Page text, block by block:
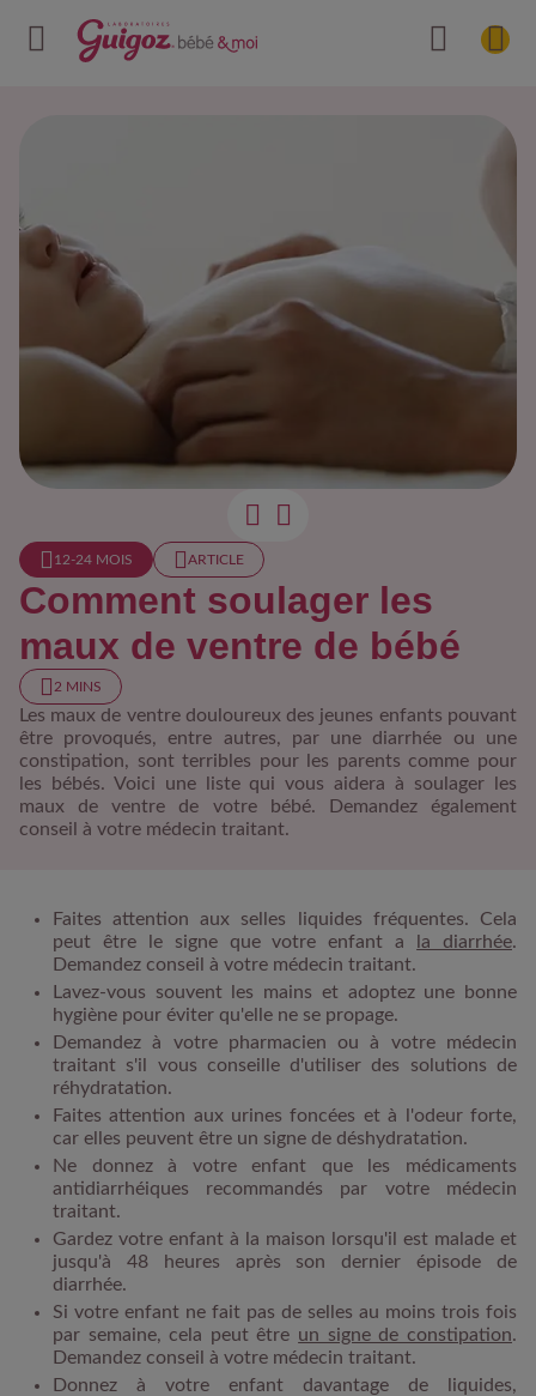
12-24 MOIS​ ARTICLE
Comment soulager les
maux de ventre de bébé
2 MINS
Les maux de ventre douloureux des jeunes enfants pouvant
être provoqués, entre autres, par une diarrhée ou une
constipation, sont terribles pour les parents comme pour
les bébés. Voici une liste qui vous aidera à soulager les
maux de ventre de votre bébé. Demandez également
conseil à votre médecin traitant.
Faites attention aux selles liquides fréquentes. Cela
peut être le signe que votre enfant a
la diarrhée.
Demandez conseil à votre médecin traitant.
Lavez-vous souvent les mains et adoptez une bonne
hygiène pour éviter qu'elle ne se propage.
Demandez à votre pharmacien ou à votre médecin
traitant s'il vous conseille d'utiliser des solutions de
réhydratation.
Faites attention aux urines foncées et à l'odeur forte,
car elles peuvent être un signe de déshydratation.
Ne donnez à votre enfant que les médicaments
antidiarrhéiques recommandés par votre médecin
traitant.
Gardez votre enfant à la maison lorsqu'il est malade et
jusqu'à 48 heures après son dernier épisode de
diarrhée.
Si votre enfant ne fait pas de selles au moins trois fois
par semaine, cela peut être un signe de constipation.
Demandez conseil à votre médecin traitant.
Donnez à votre enfant davantage de liquides,